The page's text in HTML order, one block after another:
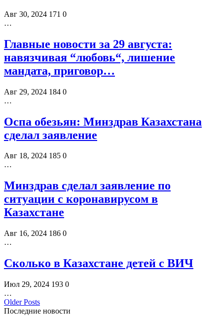
Авг 30, 2024 171 0
…
Главные новости за 29 августа:
навязчивая “любовь“, лишение
мандата, приговор…
Авг 29, 2024 184 0
…
Оспа обезьян: Минздрав Казахстана
сделал заявление
Авг 18, 2024 185 0
…
Минздрав сделал заявление по
ситуации с коронавирусом в
Казахстане
Авг 16, 2024 186 0
…
Сколько в Казахстане детей с ВИЧ
Июл 29, 2024 193 0
…
Older Posts
Последние новости